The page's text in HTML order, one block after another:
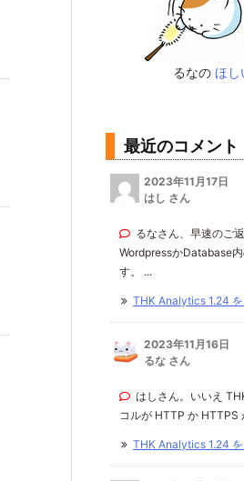
るなの ほし
最近のコメント
2023年11月17日
はし さん
るなさん、早速のご
WordpressかDatabase
す。 ...
THK Analytics 1.24
2023年11月16日
るな さん
はしさん。いいえ
コルが HTTP か HTTPS
THK Analytics 1.24